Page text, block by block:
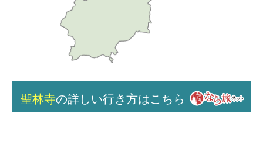
聖林寺の詳しい行き方はこちら